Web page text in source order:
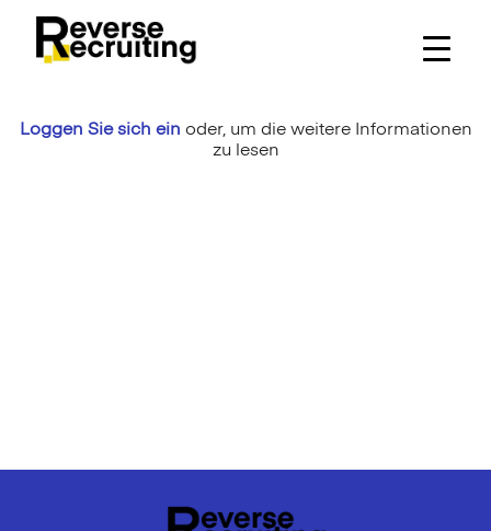
content
Loggen Sie sich ein oder, um die weitere Informationen
zu lesen